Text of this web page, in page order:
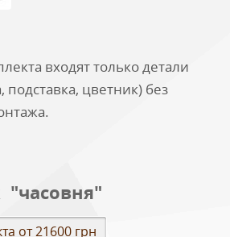
входят только детали
подставка, цветник) без
от 21600 грн